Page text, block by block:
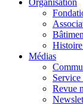
Organisation
Médias
Service
Revue